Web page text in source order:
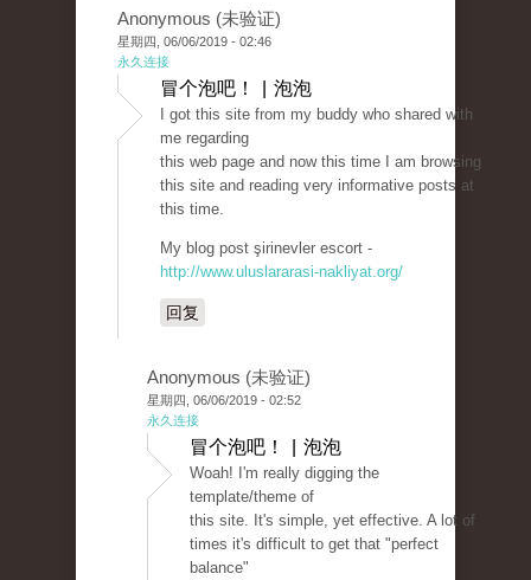
Anonymous (未验证)
星期四, 06/06/2019 - 02:46
永久连接
冒个泡吧！ | 泡泡
I got this site from my buddy who shared with
me regarding
this web page and now this time I am browsing
this site and reading very informative posts at
this time.
My blog post şirinevler escort -
http://www.uluslararasi-nakliyat.org/
回复
Anonymous (未验证)
星期四, 06/06/2019 - 02:52
永久连接
冒个泡吧！ | 泡泡
Woah! I'm really digging the
template/theme of
this site. It's simple, yet effective. A lot of
times it's difficult to get that "perfect
balance"